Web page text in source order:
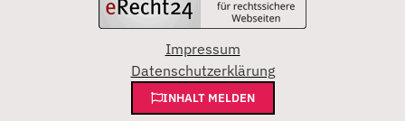
Impressum
Datenschutzerklärung
INHALT MELDEN